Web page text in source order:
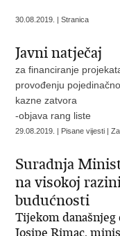
30.08.2019. | Stranica
Javni natječaj
za financiranje
provođenju
kazne zatvora
-objava rang liste
29.08.2019. | Pisane vijesti |
Suradnja
na visokoj
budućnosti
Tijekom
Josipe Rimac,